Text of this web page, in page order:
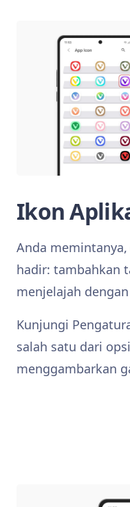
Ikon
Anda
hadir: tambahkan
menjelajah
Kunjungi
salah satu dari
menggambarkan